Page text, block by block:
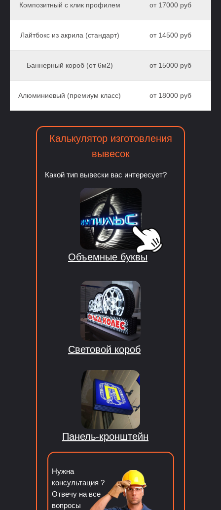
Композитный с клик профилем от 17000 руб
Лайтбокс из акрила (стандарт) от 14500 руб
Баннерный короб (от 6м2) от 15000 руб
Алюминиевый (премиум класс) от 18000 руб
Нужна
консультация ?
Отвечу на все
вопросы
Калькулятор изготовления
вывесок
Какой тип вывески вас интересует?
Световой короб
Панель-кронштейн
Объемные буквы